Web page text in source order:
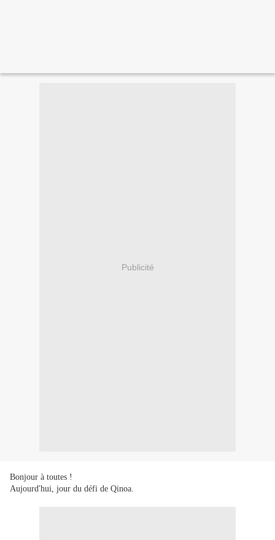
Publicité
Bonjour à toutes !
Aujourd'hui, jour du défi de Qinoa.